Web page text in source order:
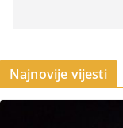
Najnovije vijesti